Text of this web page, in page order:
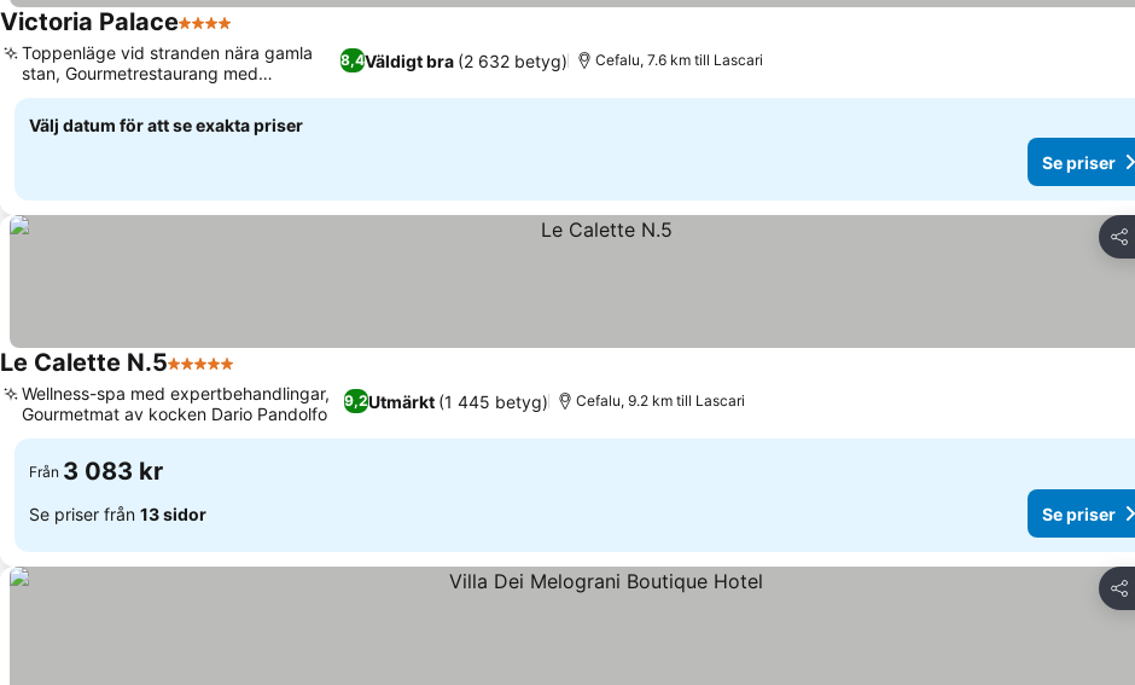
Victoria Palace4 Stjärnor
8,4Väldigt bra (2 632 betyg)
Toppenläge vid stranden nära gamla
stan, Gourmetrestaurang med
glasliftutsikt
Cefalu, 7.6 km till Lascari
Välj datum för att se exakta priser
Se priser
Dela
Le Calette N.55 Stjärnor
9,2Utmärkt (1 445 betyg)
Wellness-spa med expertbehandlingar,
Gourmetmat av kocken Dario Pandolfo
Cefalu, 9.2 km till Lascari
Från 3 083 kr
Se priser från 13 sidor Se priser
Dela